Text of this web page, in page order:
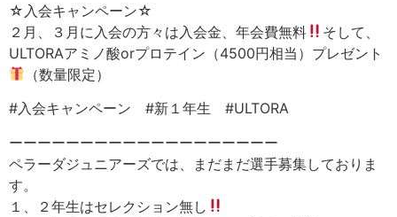
☆入会キャンペーン☆
２月、３月に入会の方々は入会金、年会費無料
そして、
ULTORAアミノ酸orプロテイン（4500円相当）プレゼント
（数量限定）
#入会キャンペーン #新１年生 #ULTORA
ーーーーーーーーーーーーーーーーーーー
ペラーダジュニアーズでは、まだまだ選手募集しておりま
す。
１、２年生はセレクション無し